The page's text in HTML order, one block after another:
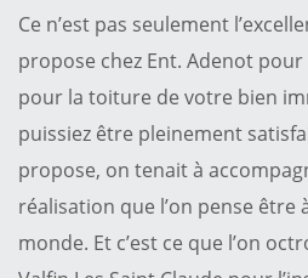
Ce n’est pas seulement
propose chez Ent. Adenot
pour la toiture de votre bien
puissiez être pleinement
propose, on tenait à
réalisation que l’on pense être
monde. Et c’est ce que l’on